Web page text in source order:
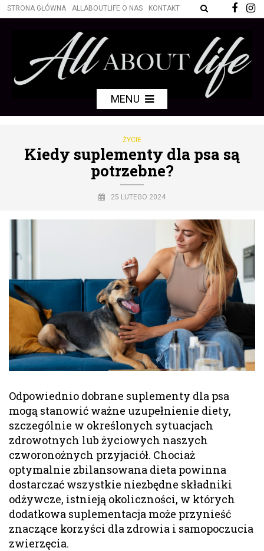
STRONA GŁÓWNA ALLABOUTLIFE O NAS KONTAKT
MENU
ŻYCIE
Kiedy suplementy dla psa są
potrzebne?
25 LUTEGO 2024
Odpowiednio dobrane suplementy dla psa
mogą stanowić ważne uzupełnienie diety,
szczególnie w określonych sytuacjach
zdrowotnych lub życiowych naszych
czworonożnych przyjaciół. Chociaż
optymalnie zbilansowana dieta powinna
dostarczać wszystkie niezbędne składniki
odżywcze, istnieją okoliczności, w których
dodatkowa suplementacja może przynieść
znaczące korzyści dla zdrowia i samopoczucia
zwierzęcia.